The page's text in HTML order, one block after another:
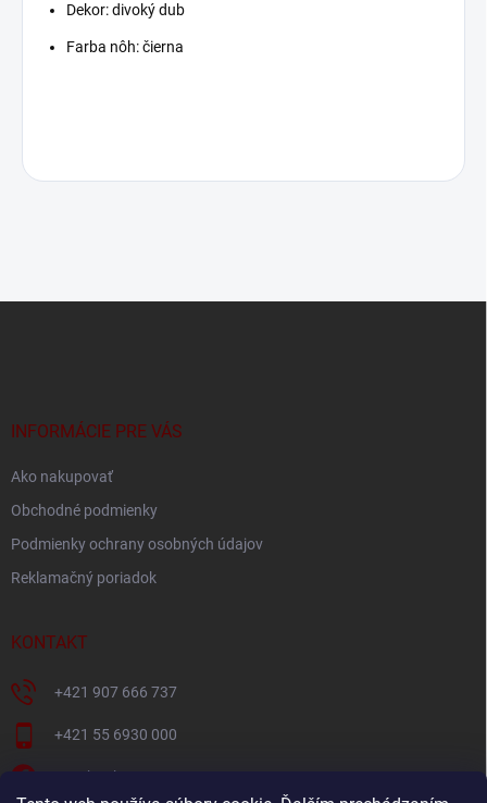
Dekor: divoký dub
Farba nôh: čierna
INFORMÁCIE PRE VÁS
Ako nakupovať
Obchodné podmienky
Podmienky ochrany osobných údajov
Reklamačný poriadok
KONTAKT
+421 907 666 737
+421 55 6930 000
Facebook